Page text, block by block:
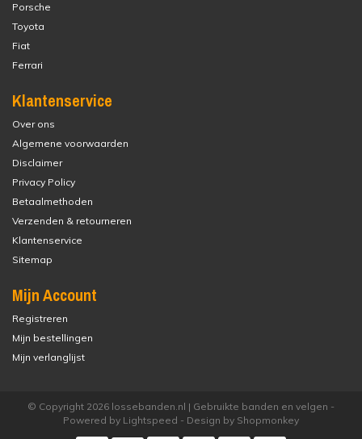
Porsche
Toyota
Fiat
Ferrari
Klantenservice
Over ons
Algemene voorwaarden
Disclaimer
Privacy Policy
Betaalmethoden
Verzenden & retourneren
Klantenservice
Sitemap
Mijn Account
Registreren
Mijn bestellingen
Mijn verlanglijst
© Copyright 2026 lossebanden.nl | Gebruikte banden en velgen -
Powered by Lightspeed - Design by Shopmonkey